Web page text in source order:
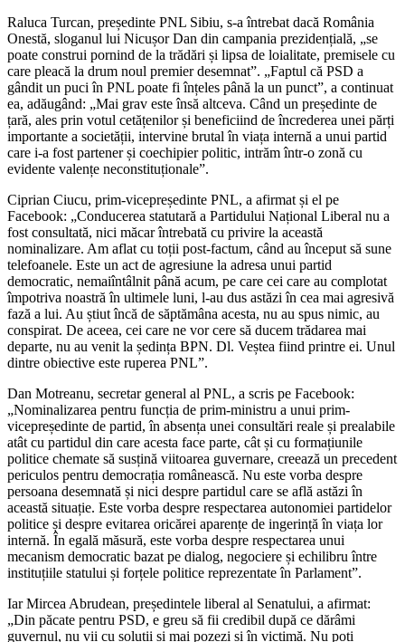
Raluca Turcan, președinte PNL Sibiu, s-a întrebat dacă România
Onestă, sloganul lui Nicușor Dan din campania prezidențială, „se
poate construi pornind de la trădări și lipsa de loialitate, premisele cu
care pleacă la drum noul premier desemnat”. „Faptul că PSD a
gândit un puci în PNL poate fi înțeles până la un punct”, a continuat
ea, adăugând: „Mai grav este însă altceva. Când un președinte de
țară, ales prin votul cetățenilor și beneficiind de încrederea unei părți
importante a societății, intervine brutal în viața internă a unui partid
care i-a fost partener și coechipier politic, intrăm într-o zonă cu
evidente valențe neconstituționale”.
Ciprian Ciucu, prim-vicepreședinte PNL, a afirmat și el pe
Facebook: „Conducerea statutară a Partidului Național Liberal nu a
fost consultată, nici măcar întrebată cu privire la această
nominalizare. Am aflat cu toții post-factum, când au început să sune
telefoanele. Este un act de agresiune la adresa unui partid
democratic, nemaiîntâlnit până acum, pe care cei care au complotat
împotriva noastră în ultimele luni, l-au dus astăzi în cea mai agresivă
fază a lui. Au știut încă de săptămâna acesta, nu au spus nimic, au
conspirat. De aceea, cei care ne vor cere să ducem trădarea mai
departe, nu au venit la ședința BPN. Dl. Veștea fiind printre ei. Unul
dintre obiective este ruperea PNL”.
Dan Motreanu, secretar general al PNL, a scris pe Facebook:
„Nominalizarea pentru funcția de prim-ministru a unui prim-
vicepreședinte de partid, în absența unei consultări reale și prealabile
atât cu partidul din care acesta face parte, cât și cu formațiunile
politice chemate să susțină viitoarea guvernare, creează un precedent
periculos pentru democrația românească. Nu este vorba despre
persoana desemnată și nici despre partidul care se află astăzi în
această situație. Este vorba despre respectarea autonomiei partidelor
politice și despre evitarea oricărei aparențe de ingerință în viața lor
internă. În egală măsură, este vorba despre respectarea unui
mecanism democratic bazat pe dialog, negociere și echilibru între
instituțiile statului și forțele politice reprezentate în Parlament”.
Iar Mircea Abrudean, președintele liberal al Senatului, a afirmat:
„Din păcate pentru PSD, e greu să fii credibil după ce dărâmi
guvernul, nu vii cu soluții și mai pozezi și în victimă. Nu poți